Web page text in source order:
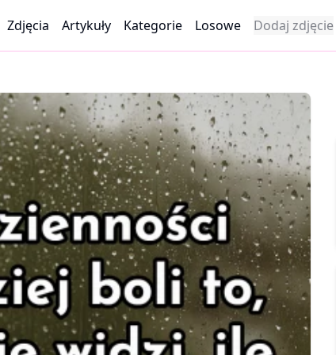
Zdjęcia Artykuły Kategorie Losowe Dodaj zdjęcie